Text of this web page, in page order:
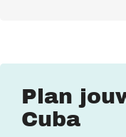
Plan
Cuba